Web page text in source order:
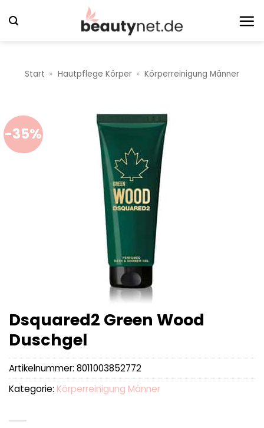
Inhalt
Start » Hautpflege Körper » Körperreinigung Männer
-35%
Dsquared2 Green Wood
Duschgel
Artikelnummer: 8011003852772
Kategorie: Körperreinigung Männer